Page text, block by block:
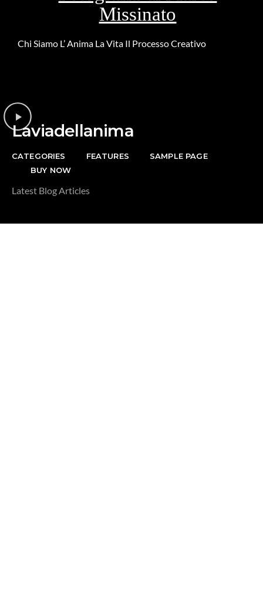
Missinato
Chi Siamo L’ Anima La Vita Il Processo Creativo
Laviadellanima
CATEGORIES FEATURES
SAMPLE PAGE
BUY NOW
Latest Blog Articles